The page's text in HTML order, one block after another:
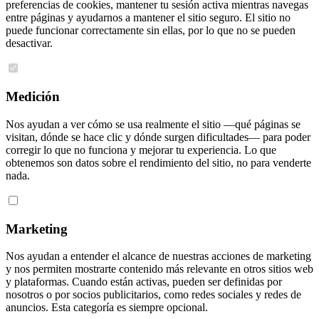
preferencias de cookies, mantener tu sesión activa mientras navegas
entre páginas y ayudarnos a mantener el sitio seguro. El sitio no
puede funcionar correctamente sin ellas, por lo que no se pueden
desactivar.
Medición
Nos ayudan a ver cómo se usa realmente el sitio —qué páginas se
visitan, dónde se hace clic y dónde surgen dificultades— para poder
corregir lo que no funciona y mejorar tu experiencia. Lo que
obtenemos son datos sobre el rendimiento del sitio, no para venderte
nada.
Marketing
Nos ayudan a entender el alcance de nuestras acciones de marketing
y nos permiten mostrarte contenido más relevante en otros sitios web
y plataformas. Cuando están activas, pueden ser definidas por
nosotros o por socios publicitarios, como redes sociales y redes de
anuncios. Esta categoría es siempre opcional.